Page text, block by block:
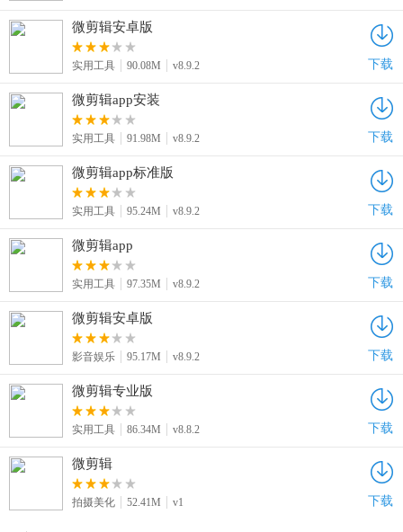
微剪辑安卓版
实用工具 90.08M v8.9.2 下载
微剪辑app安装
实用工具 91.98M v8.9.2 下载
微剪辑app标准版
实用工具 95.24M v8.9.2 下载
微剪辑app
实用工具 97.35M v8.9.2 下载
微剪辑安卓版
影音娱乐 95.17M v8.9.2 下载
微剪辑专业版
实用工具 86.34M v8.8.2 下载
微剪辑
拍摄美化 52.41M v1 下载